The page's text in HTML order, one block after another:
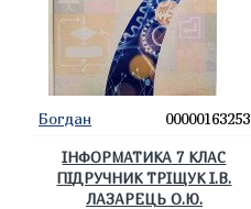
Богдан 00000163253
ІНФОРМАТИКА 7 КЛАС
ПІДРУЧНИК ТРІЩУК І.В.
ЛАЗАРЕЦЬ О.Ю.